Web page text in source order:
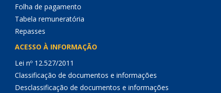
Folha de pagamento
Tabela remuneratória
Repasses
ACESSO À INFORMAÇÃO
Lei nº 12.527/2011
Classificação de documentos e informações
Desclassificação de documentos e informações